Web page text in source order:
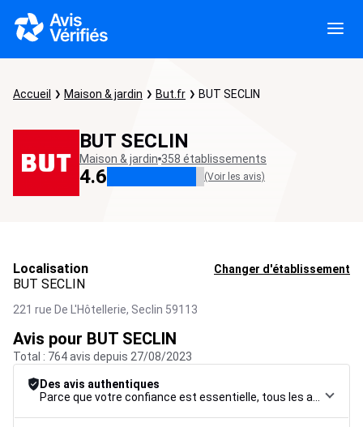
Accueil Maison & jardin But.fr BUT SECLIN
BUT SECLIN
Maison & jardin 358 établissements
4.6 (Voir les avis)
Localisation Changer d'établissement
BUT SECLIN
221 rue De L'Hôtellerie, Seclin 59113
Avis pour BUT SECLIN
Total : 764 avis depuis 27/08/2023
Des avis authentiques